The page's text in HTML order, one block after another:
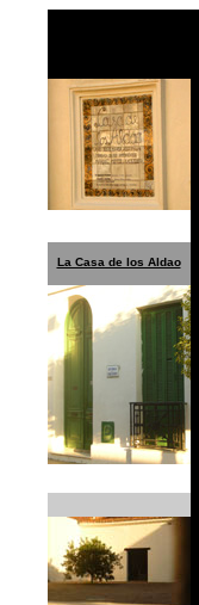
La Casa de los Aldao